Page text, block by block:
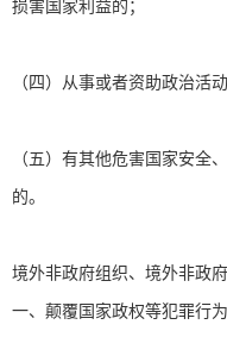
损害国家利益的；
（四）从事或者资助政治活
（五）有其他危害国家安全
的。
境外非政府组织、境外非政
一、颠覆国家政权等犯罪行